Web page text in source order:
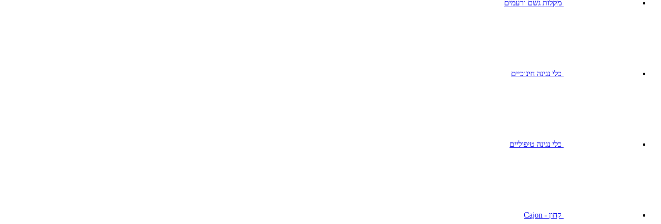
מקלות גשם ורעמים
כלי נגינה חינוכיים
כלי נגינה טיפוליים
קחון - Cajon